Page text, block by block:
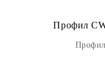
Профил